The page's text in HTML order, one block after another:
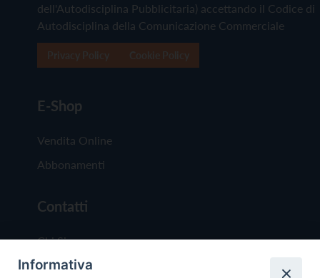
dell'Autodisciplina Pubblicitaria) accettando il Codice di
Autodisciplina della Comunicazione Commerciale
E-Shop
Vendita Online
Abbonamenti
Contatti
Chi Siamo
Redazione
Informativa